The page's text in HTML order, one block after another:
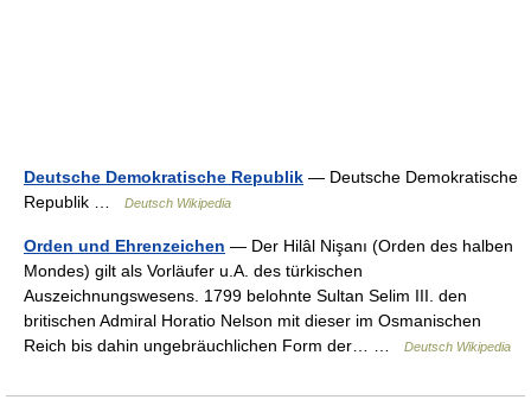
Deutsche Demokratische Republik — Deutsche Demokratische
Republik …
Deutsch Wikipedia
Orden und Ehrenzeichen — Der Hilâl Nişanı (Orden des halben
Mondes) gilt als Vorläufer u.A. des türkischen
Auszeichnungswesens. 1799 belohnte Sultan Selim III. den
britischen Admiral Horatio Nelson mit dieser im Osmanischen
Reich bis dahin ungebräuchlichen Form der… …
Deutsch Wikipedia